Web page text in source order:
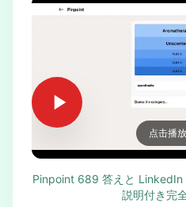
点击播
Pinpoint 689 答えと
説明付き完